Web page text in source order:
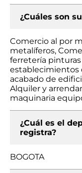
¿Cuáles son
Comercio al por
metalíferos,
ferretería
establecimientos
acabado de
Alquiler y
maquinaria
¿Cuál es el
registra?
BOGOTA